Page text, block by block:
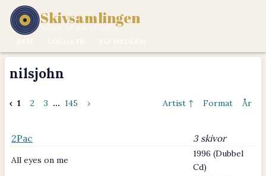
Skivsamlingen
MUSIK ÄR EN LIVSSTIL.
nilsjohn
‹ 1 2 3 ... 145 › Artist ↑ Format År
2Pac 3 skivor
All eyes on me
1996 (Dubbel
Cd)